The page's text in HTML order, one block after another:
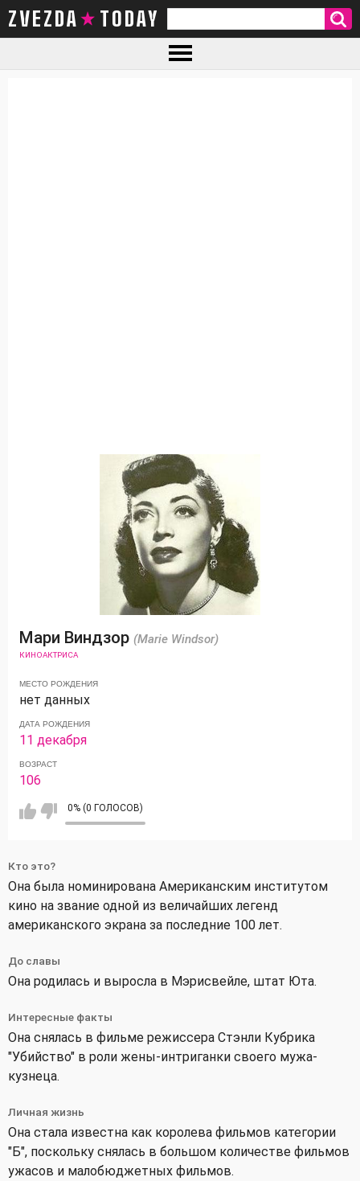
ZVEZDA TODAY
Мари Виндзор (Marie Windsor)
КИНОАКТРИСА
МЕСТО РОЖДЕНИЯ
нет данных
ДАТА РОЖДЕНИЯ
11 декабря
ВОЗРАСТ
106
0% (0 ГОЛОСОВ)
Кто это?
Она была номинирована Американским институтом
кино на звание одной из величайших легенд
американского экрана за последние 100 лет.
До славы
Она родилась и выросла в Мэрисвейле, штат Юта.
Интересные факты
Она снялась в фильме режиссера Стэнли Кубрика
"Убийство" в роли жены-интриганки своего мужа-
кузнеца.
Личная жизнь
Она стала известна как королева фильмов категории
"Б", поскольку снялась в большом количестве фильмов
ужасов и малобюджетных фильмов.